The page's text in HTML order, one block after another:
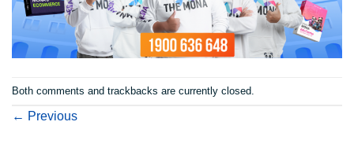
Both comments and trackbacks are currently closed.
← Previous